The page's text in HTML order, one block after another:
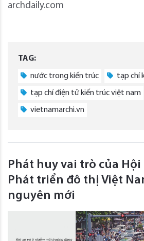
archdaily.com
TAG:
nước trong kiến trúc tạp chí
tạp chí điện tử kiến trúc việt nam
vietnamarchi.vn
Phát huy vai trò của Hội
Phát triển đô thị Việt
nguyên mới